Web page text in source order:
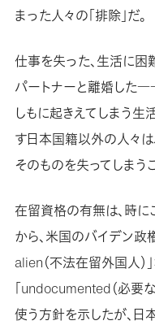
まった人々の「排除」だ。
仕事を失った、生活に困
パートナーと離婚した
しもに起きえてしまう生
す日本国籍以外の人々は
そのものを失ってしまう
在留資格の有無は、時に
から、米国のバイデン政
alien（不法在留外国人）
「undocumented（必要
使う方針を示したが、日